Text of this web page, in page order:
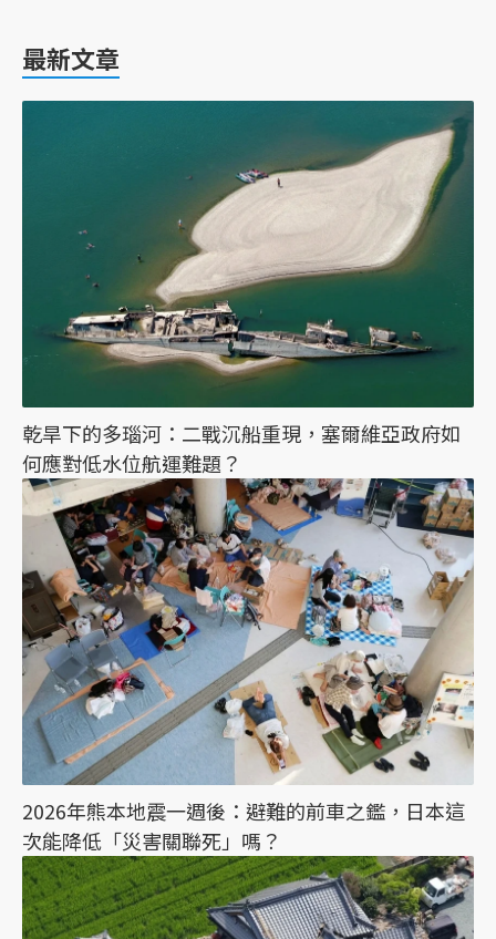
最新文章
乾旱下的多瑙河：二戰沉船重現，塞爾維亞政府如
何應對低水位航運難題？
2026年熊本地震一週後：避難的前車之鑑，日本這
次能降低「災害關聯死」嗎？